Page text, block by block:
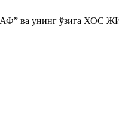
ва унинг ўзига ХОС